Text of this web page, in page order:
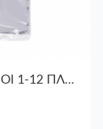
METRON ΔΙΑΧΩΡΙΣΤΙΚΑ ΑΡΙΘΜΟΙ 1-12 ΠΛΑΣΤ. Α4 095364